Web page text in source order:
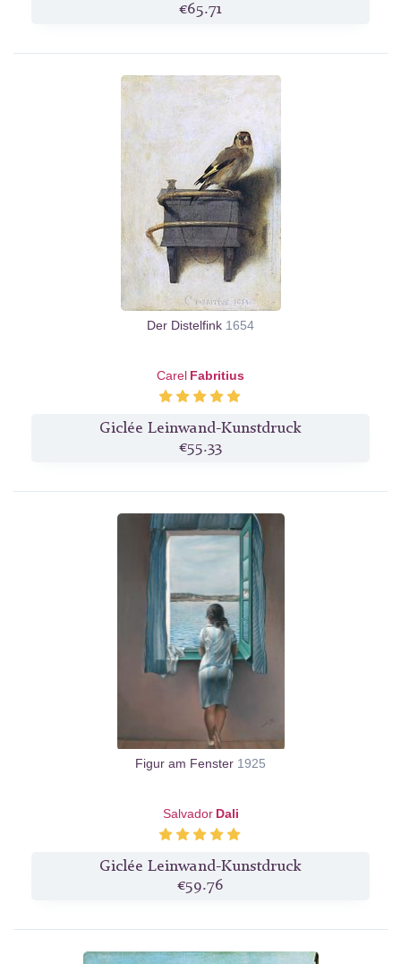
€65.71
Der Distelfink 1654
Carel Fabritius
Giclée Leinwand-Kunstdruck
€55.33
Figur am Fenster 1925
Salvador Dali
Giclée Leinwand-Kunstdruck
€59.76